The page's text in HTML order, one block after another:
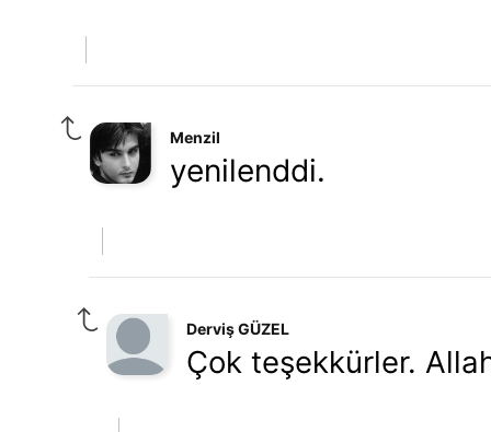
Menzil
yenilenddi.
Derviş GÜZEL
Çok teşekkürler.